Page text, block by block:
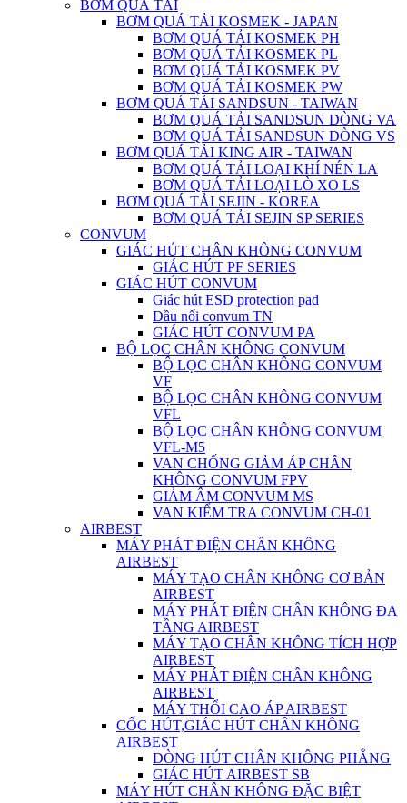
BƠM QUÁ TẢI
BƠM QUÁ TẢI KOSMEK - JAPAN
BƠM QUÁ TẢI KOSMEK PH
BƠM QUÁ TẢI KOSMEK PL
BƠM QUÁ TẢI KOSMEK PV
BƠM QUÁ TẢI KOSMEK PW
BƠM QUÁ TẢI SANDSUN - TAIWAN
BƠM QUÁ TẢI SANDSUN DÒNG VA
BƠM QUÁ TẢI SANDSUN DÒNG VS
BƠM QUÁ TẢI KING AIR - TAIWAN
BƠM QUÁ TẢI LOẠI KHÍ NÉN LA
BƠM QUÁ TẢI LOẠI LÒ XO LS
BƠM QUÁ TẢI SEJIN - KOREA
BƠM QUÁ TẢI SEJIN SP SERIES
CONVUM
GIÁC HÚT CHÂN KHÔNG CONVUM
GIÁC HÚT PF SERIES
GIÁC HÚT CONVUM
Giác hút ESD protection pad
Đầu nối convum TN
GIÁC HÚT CONVUM PA
BỘ LỌC CHÂN KHÔNG CONVUM
BỘ LỌC CHÂN KHÔNG CONVUM
VF
BỘ LỌC CHÂN KHÔNG CONVUM
VFL
BỘ LỌC CHÂN KHÔNG CONVUM
VFL-M5
VAN CHỐNG GIẢM ÁP CHÂN
KHÔNG CONVUM FPV
GIẢM ÂM CONVUM MS
VAN KIỂM TRA CONVUM CH-01
AIRBEST
MÁY PHÁT ĐIỆN CHÂN KHÔNG
AIRBEST
MÁY TẠO CHÂN KHÔNG CƠ BẢN
AIRBEST
MÁY PHÁT ĐIỆN CHÂN KHÔNG ĐA
TẦNG AIRBEST
MÁY TẠO CHÂN KHÔNG TÍCH HỢP
AIRBEST
MÁY PHÁT ĐIỆN CHÂN KHÔNG
AIRBEST
MÁY THỔI CAO ÁP AIRBEST
CỐC HÚT,GIÁC HÚT CHÂN KHÔNG
AIRBEST
DÒNG HÚT CHÂN KHÔNG PHẲNG
GIÁC HÚT AIRBEST SB
MÁY HÚT CHÂN KHÔNG ĐẶC BIỆT